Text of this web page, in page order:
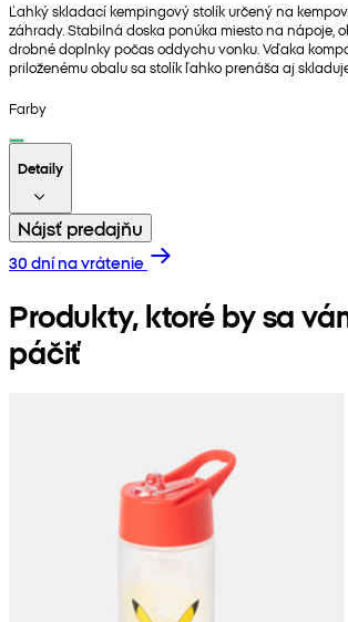
Ľahký skladací kempingový stolík určený na
záhrady. Stabilná doska ponúka miesto na nápoje,
drobné doplnky počas oddychu vonku. Vďaka
priloženému obalu sa stolík ľahko prenáša aj
Farby
Detaily
Nájsť predajňu
30 dní na vrátenie
Produkty, ktoré by sa
páčiť